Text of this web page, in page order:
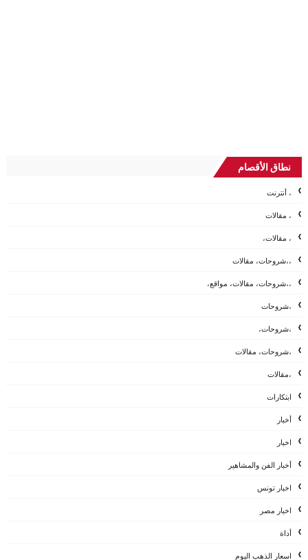
نطاق الأقصام
، أنترنت
، مقالات
، مقالات،
،،شروحات، مقالات
،،شروحات، مقالات، مواقع،
،شروحات
،شروحات،
،شروحات، مقالات
،مقالات
ابتكارات
أخبار
اخبار
أخبار الفن والمشاهير
اخبار تونس
اخبار مصر
أداة
اسعار الذهب اليوم